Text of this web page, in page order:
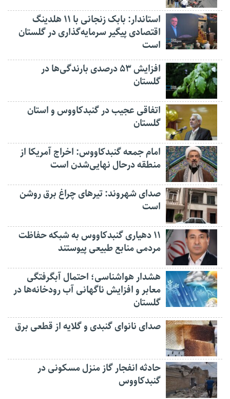
استاندار: بابک زنجانی با ۱۱ هلدینگ
اقتصادی پیگیر سرمایه‌گذاری در گلستان
است
افزایش ۵۳ درصدی بارندگی‌ها در
گلستان
اتفاقی عجیب در‌ گنبدکاووس و استان
گلستان
امام جمعه گنبدکاووس: اخراج آمریکا از
منطقه درحال نهایی‌شدن است
صدای شهروند: تیرهای چراغ برق روشن
است
۱۱ دهیاری گنبدکاووس به شبکه حفاظت
مردمی منابع طبیعی پیوستند
هشدار هواشناسی؛ احتمال آبگرفتگی
معابر و افزایش ناگهانی آب رودخانه‌ها در
گلستان
صدای نانوای گنبدی و گلایه از قطعی برق
حادثه انفجار گاز منزل مسکونی در
گنبدکاووس